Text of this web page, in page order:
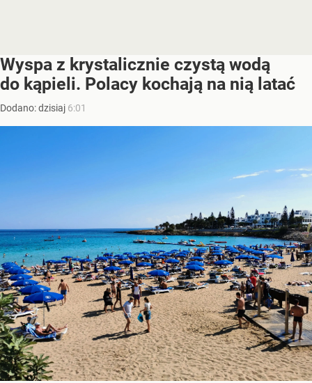
Wyspa z krystalicznie czystą wodą
do kąpieli. Polacy kochają na nią latać
Dodano:dzisiaj 6:01